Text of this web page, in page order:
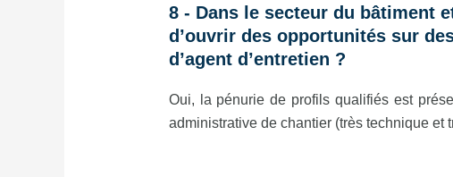
8 - Dans le secteur du bâtiment
d’ouvrir des opportunités sur
d’agent d’entretien ?
Oui, la pénurie de profils qualifiés est
administrative de chantier (très technique et